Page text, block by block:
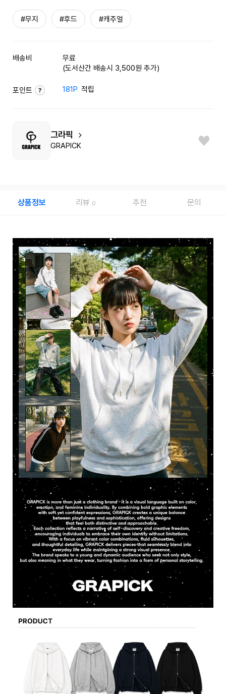
#무지 #후드 #캐주얼
배송비
무료
(도서산간 배송시 3,500원 추가)
포인트 181P 적립
그라픽
GRAPICK
상품정보 리뷰 0 추천 문의